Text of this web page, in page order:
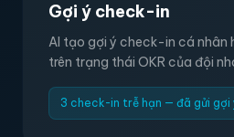
Gợi ý check-in
AI tạo gợi ý check-in cá nhân
trên trạng thái OKR của đội
3 check-in trễ hạn — đã gửi gợi